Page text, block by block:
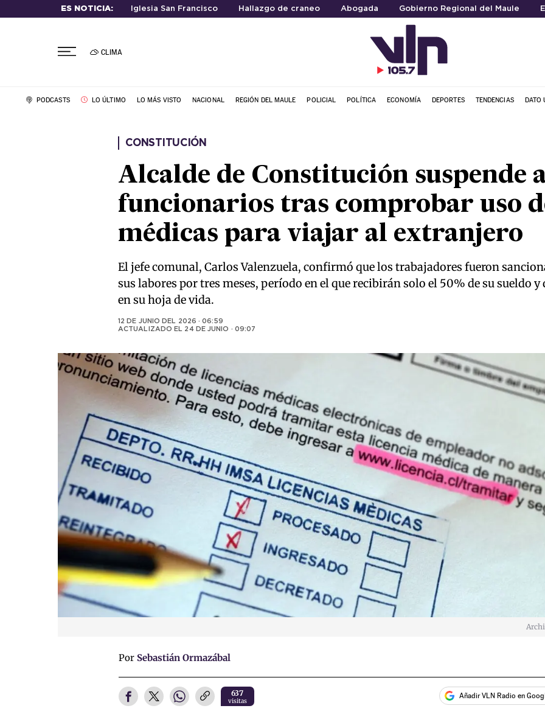
ES NOTICIA: Iglesia San Francisco Hallazgo de craneo Abogada Gobierno Regional del Maule
CLIMA
PODCASTS LO ÚLTIMO LO MÁS VISTO NACIONAL REGIÓN DEL MAULE POLICIAL POLÍTICA ECONOMÍA DEPORTES TENDENCIAS DATO
CONSTITUCIÓN
Alcalde de Constitución suspende
funcionarios tras comprobar uso
médicas para viajar al extranjero
El jefe comunal, Carlos Valenzuela, confirmó que los trabajadores fueron
sus labores por tres meses, período en el que recibirán solo el 50% de su sueldo
en su hoja de vida.
12 DE JUNIO DEL 2026 · 06:59
ACTUALIZADO EL 24 DE JUNIO · 09:07
Por Sebastián Ormazábal
637
visitas
Añadir VLN Radio en